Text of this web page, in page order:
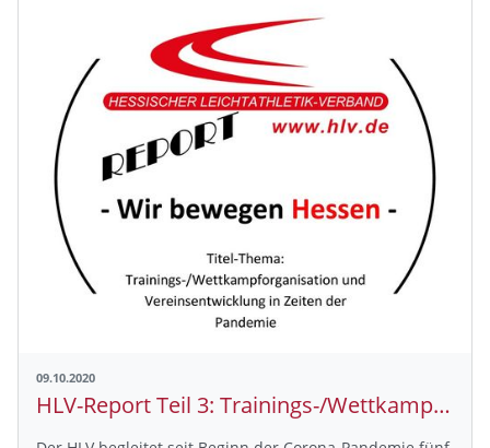
09.10.2020
HLV-Report Teil 3: Trainings-/Wettkampforganisation und Vereinsentwicklung in Zeiten der Pandemie